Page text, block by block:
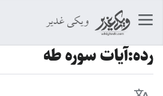
ویکی غدیر
رده:آیات سوره طه